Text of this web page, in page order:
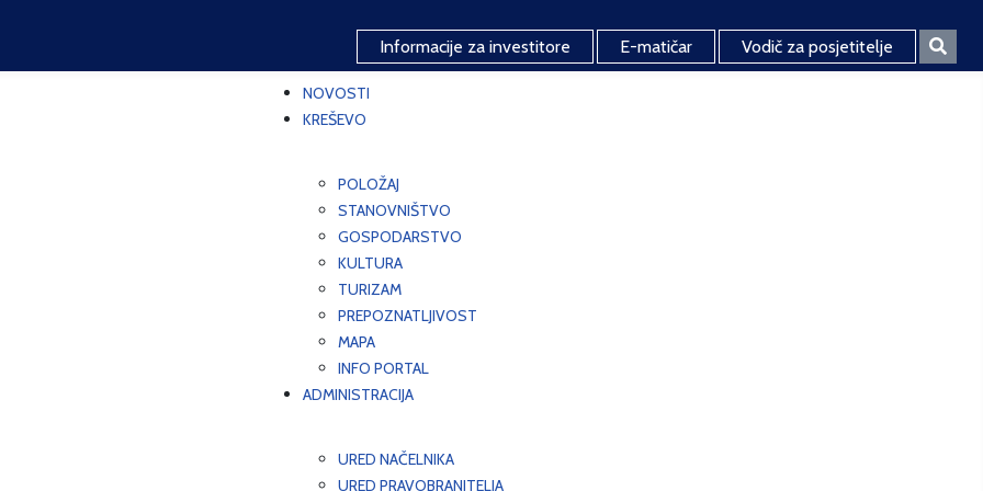
Informacije za investitore E-matičar Vodič za posjetitelje
NOVOSTI
KREŠEVO
POLOŽAJ
STANOVNIŠTVO
GOSPODARSTVO
KULTURA
TURIZAM
PREPOZNATLJIVOST
MAPA
INFO PORTAL
ADMINISTRACIJA
URED NAČELNIKA
URED PRAVOBRANITELJA